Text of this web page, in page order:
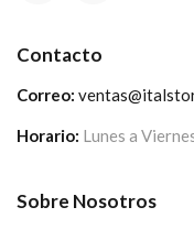
Contacto
Correo:
Horario: Lunes a
Sobre Nosotros